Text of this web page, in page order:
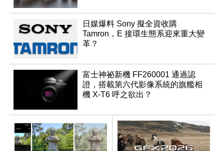
日媒爆料 Sony 擬全資收購
Tamron，E 接環生態系迎來重大變
革？
富士神祕新機 FF260001 通過認
證，搭載第六代影像系統的旗艦相
機 X-T6 呼之欲出？